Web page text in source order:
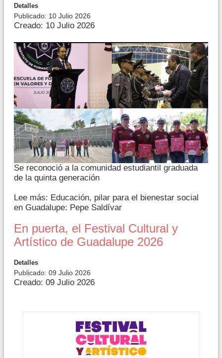
Detalles
Publicado: 10 Julio 2026
Creado: 10 Julio 2026
Se reconoció a la comunidad estudiantil graduada
de la quinta generación
Lee más: Educación, pilar para el bienestar social
en Guadalupe: Pepe Saldívar
En puerta, el Festival Cultural y
Artístico de Guadalupe 2026
Detalles
Publicado: 09 Julio 2026
Creado: 09 Julio 2026